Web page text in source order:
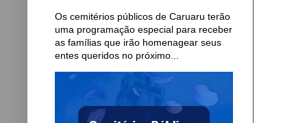
Os cemitérios públicos de Caruaru terão
uma programação especial para receber
as famílias que irão homenagear seus
entes queridos no próximo...